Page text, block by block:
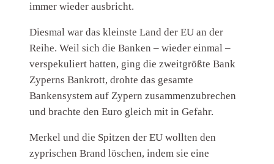
immer wieder ausbricht.
Diesmal war das kleinste Land der EU an der
Reihe. Weil sich die Banken – wieder einmal –
verspekuliert hatten, ging die zweitgrößte Bank
Zyperns Bankrott, drohte das gesamte
Bankensystem auf Zypern zusammenzubrechen
und brachte den Euro gleich mit in Gefahr.
Merkel und die Spitzen der EU wollten den
zyprischen Brand löschen, indem sie eine